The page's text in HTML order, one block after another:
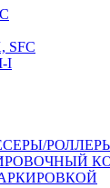
SFC
I